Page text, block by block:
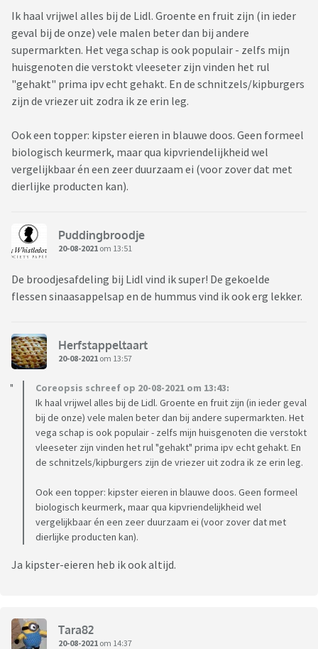
Ik haal vrijwel alles bij de Lidl. Groente en fruit zijn (in ieder
geval bij de onze) vele malen beter dan bij andere
supermarkten. Het vega schap is ook populair - zelfs mijn
huisgenoten die verstokt vleeseter zijn vinden het rul
"gehakt" prima ipv echt gehakt. En de schnitzels/kipburgers
zijn de vriezer uit zodra ik ze erin leg.
Ook een topper: kipster eieren in blauwe doos. Geen formeel
biologisch keurmerk, maar qua kipvriendelijkheid wel
vergelijkbaar én een zeer duurzaam ei (voor zover dat met
dierlijke producten kan).
Puddingbroodje
20-08-2021 om 13:51
De broodjesafdeling bij Lidl vind ik super! De gekoelde
flessen sinaasappelsap en de hummus vind ik ook erg lekker.
Herfstappeltaart
20-08-2021 om 13:57
Coreopsis schreef op 20-08-2021 om 13:43:
Ik haal vrijwel alles bij de Lidl. Groente en fruit zijn (in ieder geval
bij de onze) vele malen beter dan bij andere supermarkten. Het
vega schap is ook populair - zelfs mijn huisgenoten die verstokt
vleeseter zijn vinden het rul "gehakt" prima ipv echt gehakt. En
de schnitzels/kipburgers zijn de vriezer uit zodra ik ze erin leg.
Ook een topper: kipster eieren in blauwe doos. Geen formeel
biologisch keurmerk, maar qua kipvriendelijkheid wel
vergelijkbaar én een zeer duurzaam ei (voor zover dat met
dierlijke producten kan).
Ja kipster-eieren heb ik ook altijd.
Tara82
20-08-2021 om 14:37